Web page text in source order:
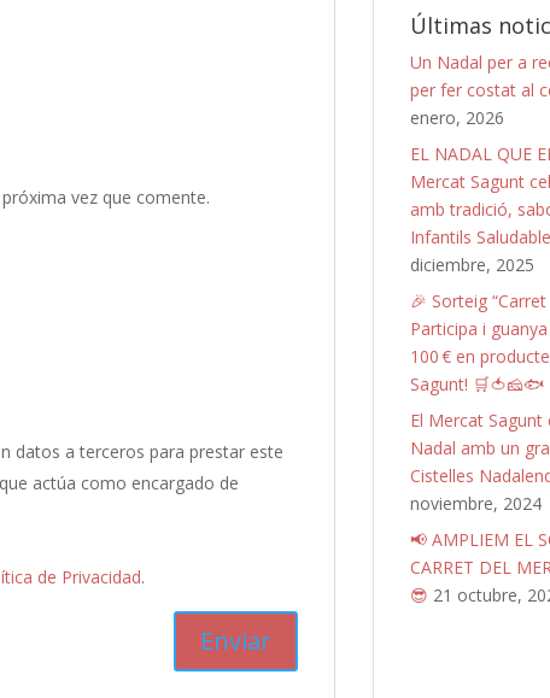
vez que comente.
datos a terceros para prestar este
actúa como encargado de
de Privacidad.
Últimas
Un Nadal per a
per fer costat al
enero, 2026
EL NADAL QUE
Mercat Sagunt
amb tradició,
Infantils
diciembre, 2025
🎉 Sorteig
Participa i
100 € en
Sagunt! 🛒🍅🧀🐟
El Mercat Sagunt
Nadal amb un
Cistelles
noviembre, 2024
📢 AMPLIEM EL
CARRET DEL
😎 21 octubre,